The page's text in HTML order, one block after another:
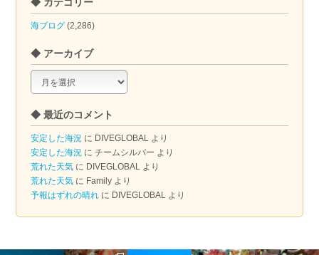
◆ カテゴリー
海ブログ (2,286)
◆ アーカイブ
ア
カ
イ
ブ
◆ 最近のコメント
安定した海況 に DIVEGLOBAL より
安定した海況 にチームシルバー より
荒れた天気 に DIVEGLOBAL より
荒れた天気 に Family より
予報はずれの晴れ に DIVEGLOBAL より